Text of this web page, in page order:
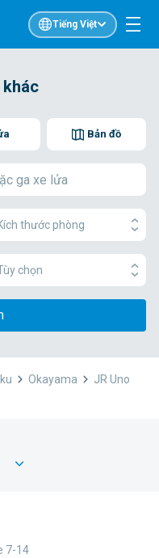
Tiếng Việt
Bản đồ
thước phòng
chọn
Okayama
JR Uno
7-14